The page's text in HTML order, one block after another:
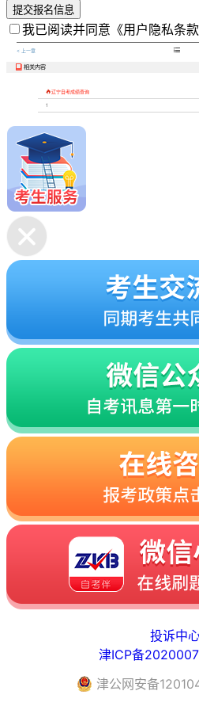
提交报名信息
我已阅读并同意 《用户隐私条款
< 上一章 
相关内容
辽宁自考成绩查询
1
投诉中
津ICP备
津公网安备